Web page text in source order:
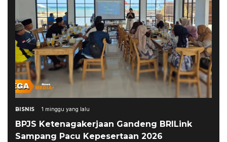
BISNIS 1 minggu yang lalu
BPJS Ketenagakerjaan Gandeng BRILink
Sampang Pacu Kepesertaan 2026